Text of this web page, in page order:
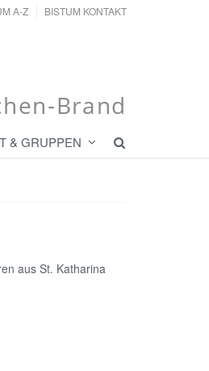
A-Z BISTUM KONTAKT
Brand
& GRUPPEN
aus St. Katharina